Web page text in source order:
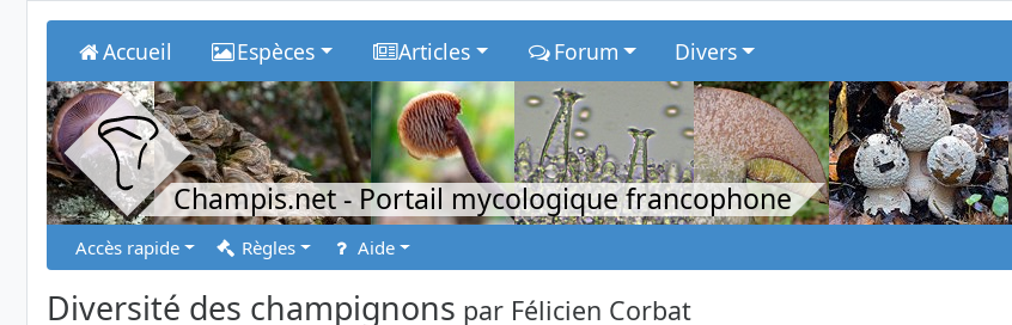
Accueil Espèces Articles Forum Divers
Champis.net- Portail mycologique francophone
Accès rapide Règles Aide
Diversité des champignons par Félicien Corbat